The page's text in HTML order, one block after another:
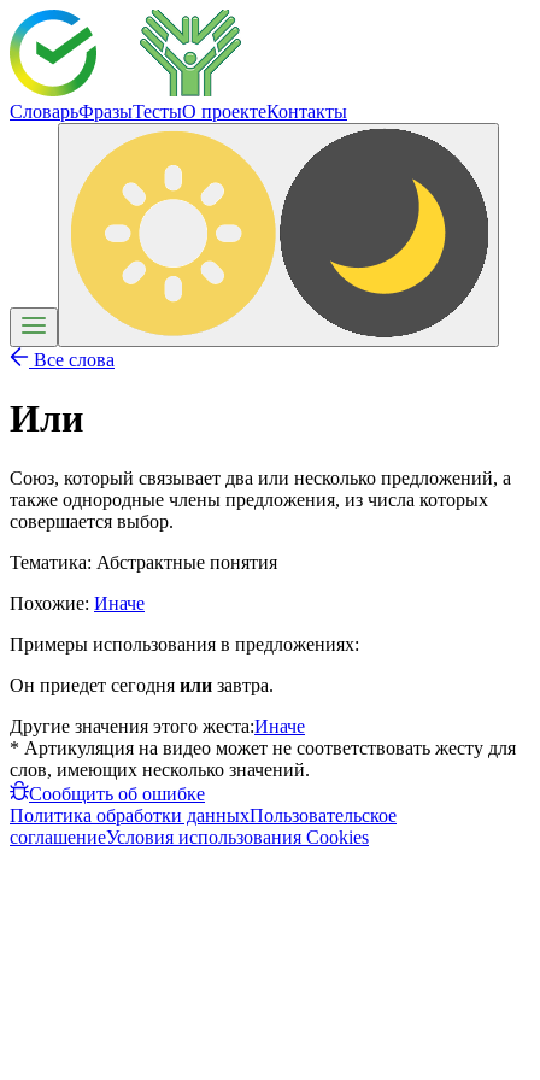
СловарьФразыТестыО проектеКонтакты
Все слова
Или
Союз, который связывает два или несколько предложений, а
также однородные члены предложения, из числа которых
совершается выбор.
Тематика: Абстрактные понятия
Похожие: Иначе
Примеры использования в предложениях:
Он приедет сегодня или завтра.
Другие значения этого жеста:Иначе
* Артикуляция на видео может не соответствовать жесту для
слов, имеющих несколько значений.
Сообщить об ошибке
Политика обработки данныхПользовательское
соглашениеУсловия использования Cookies